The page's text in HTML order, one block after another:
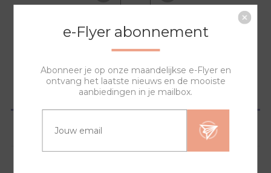
NAAR WINKELWAGEN
OVERZICHT
SPECIFICATIES
e-Flyer abonnement
Abonneer je op onze maandelijkse e-Flyer en
ontvang het laatste nieuws en de mooiste
aanbiedingen in je mailbox.